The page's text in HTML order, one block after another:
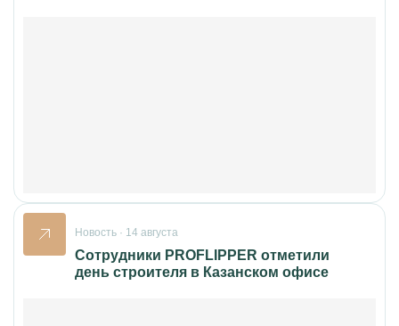
Новость · 14 августа
Сотрудники PROFLIPPER отметили
день строителя в Казанском офисе